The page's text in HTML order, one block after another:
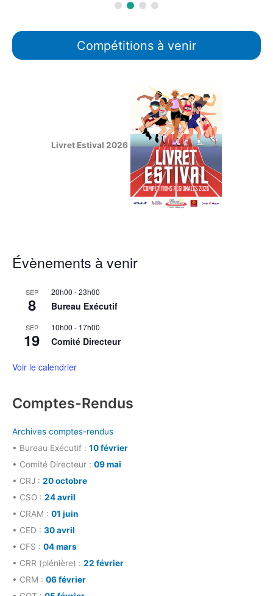
Compétitions à venir
Livret Estival 2026
Évènements à venir
SEP
8
20h00 -23h00
Bureau Exécutif
SEP
19
10h00 - 17h00
Comité Directeur
Voir le calendrier
Comptes-Rendus
Archives comptes-rendus
• Bureau Exécutif : 10 février
• Comité Directeur : 09 mai
• CRJ : 20 octobre
• CSO : 24 avril
• CRAM : 01 juin
• CED : 30 avril
• CFS : 04 mars
• CRR (plénière) : 22 février
• CRM : 06 février